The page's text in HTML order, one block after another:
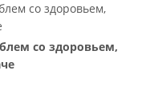
со здоровьем,